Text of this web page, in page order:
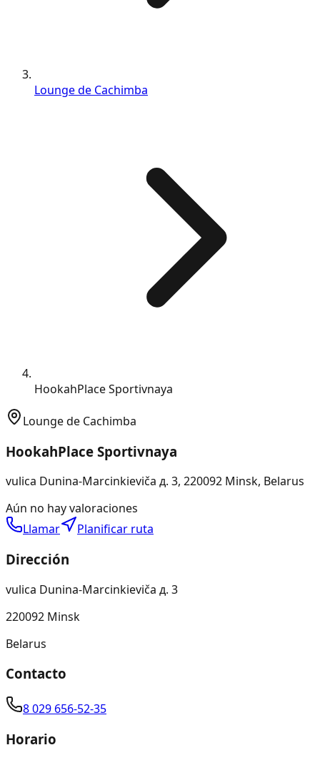
Lounge de Cachimba
HookahPlace Sportivnaya
Lounge de Cachimba
HookahPlace Sportivnaya
vulica Dunina-Marcinkieviča д. 3, 220092 Minsk, Belarus
Aún no hay valoraciones
Llamar
Planificar ruta
Dirección
vulica Dunina-Marcinkieviča д. 3
220092 Minsk
Belarus
Contacto
8 029 656-52-35
Horario